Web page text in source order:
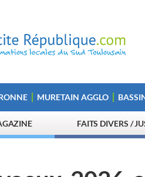
MURETAIN AGGLO
FAITS DIVERS /